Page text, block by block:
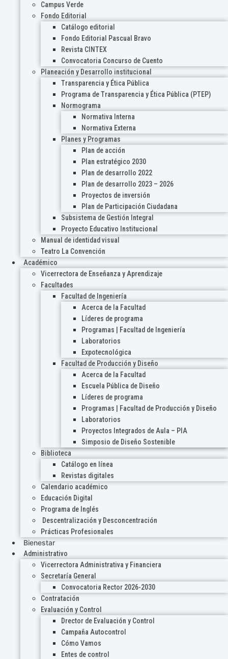
Campus Verde
Fondo Editorial
Catálogo editorial
Fondo Editorial Pascual Bravo
Revista CINTEX
Convocatoria Concurso de Cuento
Planeación y Desarrollo institucional
Transparencia y Ética Pública
Programa de Transparencia y Ética Pública (PTEP)
Normograma
Normativa Interna
Normativa Externa
Planes y Programas
Plan de acción
Plan estratégico 2030
Plan de desarrollo 2022
Plan de desarrollo 2023 – 2026
Proyectos de inversión
Plan de Participación Ciudadana
Subsistema de Gestión Integral
Proyecto Educativo Institucional
Manual de identidad visual
Teatro La Convención
Académico
Vicerrectora de Enseñanza y Aprendizaje
Facultades
Facultad de Ingeniería
Acerca de la Facultad
Líderes de programa
Programas | Facultad de Ingeniería
Laboratorios
Expotecnológica
Facultad de Producción y Diseño
Acerca de la Facultad
Escuela Pública de Diseño
Líderes de programa
Programas | Facultad de Producción y Diseño
Laboratorios
Proyectos Integrados de Aula – PIA
Simposio de Diseño Sostenible
Biblioteca
Catálogo en línea
Revistas digitales
Calendario académico
Educación Digital
Programa de Inglés
Descentralización y Desconcentración
Prácticas Profesionales
Bienestar
Administrativo
Vicerrectora Administrativa y Financiera
Secretaría General
Convocatoria Rector 2026-2030
Contratación
Evaluación y Control
Drector de Evaluación y Control
Campaña Autocontrol
Cómo Vamos
Entes de control